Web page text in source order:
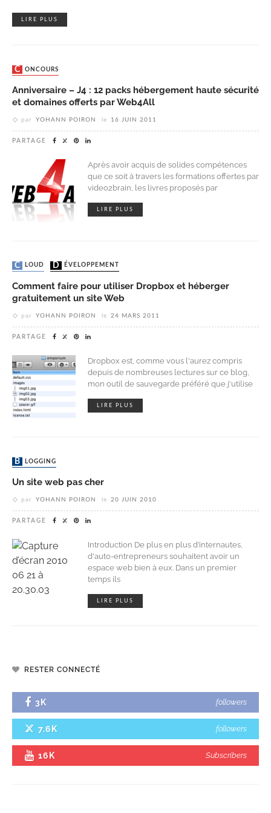
LIRE PLUS
CONCOURS
Anniversaire – J4 : 12 packs hébergement haute sécurité
et domaines offerts par Web4All
par YOHANN POIRON le 16 JUIN 2011
PARTAGE
Après avoir acquis de solides compétences
que ce soit à travers les formations offertes par
video2brain, les livres proposés par
LIRE PLUS
CLOUD DÉVELOPPEMENT
Comment faire pour utiliser Dropbox et héberger
gratuitement un site Web
par YOHANN POIRON le 24 MARS 2011
PARTAGE
Dropbox est, comme vous l'aurez compris
depuis de nombreuses lectures sur ce blog,
mon outil de sauvegarde préféré que j'utilise
LIRE PLUS
BLOGGING
Un site web pas cher
par YOHANN POIRON le 20 JUIN 2010
PARTAGE
Introduction De plus en plus d’internautes,
d'auto-entrepreneurs souhaitent avoir un
espace web bien à eux. Dans un premier
temps ils
LIRE PLUS
RESTER CONNECTÉ
3K followers
7.6K followers
16K Subscribers